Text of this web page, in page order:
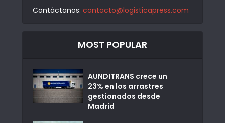
Contáctanos: contacto@logisticapress.com
MOST POPULAR
AUNDITRANS crece un
23% en los arrastres
gestionados desde
Madrid